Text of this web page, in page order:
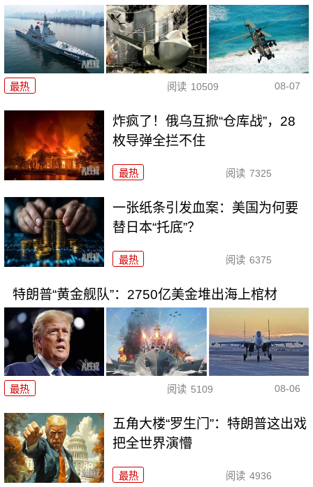
最热 阅读 10509 08-07
炸疯了！俄乌互掀“仓库战”，28
枚导弹全拦不住
最热 阅读 7325
一张纸条引发血案：美国为何要
替日本“托底”？
最热 阅读 6375
特朗普“黄金舰队”：2750亿美金堆出海上棺材
最热 阅读 5109 08-06
五角大楼“罗生门”：特朗普这出戏
把全世界演懵
最热 阅读 4936